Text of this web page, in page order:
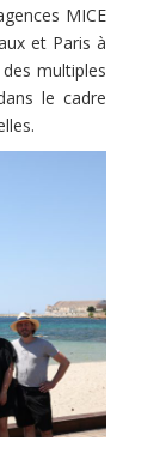
MICE
et Paris à
multiples
le cadre